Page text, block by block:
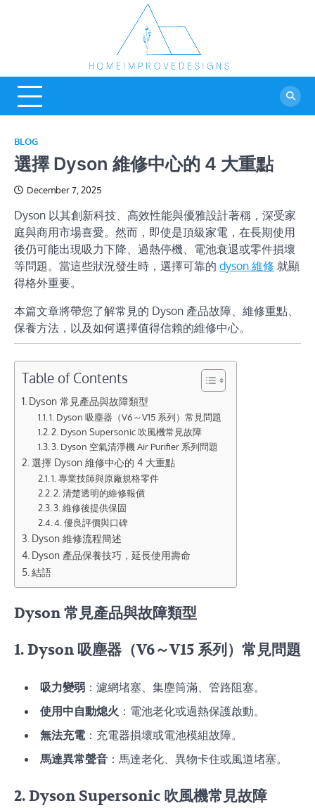
Improve
Designs
BLOG
選擇 Dyson 維修中心的 4 大重點
December 7, 2025
Dyson 以其創新科技、高效性能與優雅設計著稱，深受家
庭與商用市場喜愛。然而，即使是頂級家電，在長期使用
後仍可能出現吸力下降、過熱停機、電池衰退或零件損壞
等問題。當這些狀況發生時，選擇可靠的 dyson 維修 就顯
得格外重要。
本篇文章將帶您了解常見的 Dyson 產品故障、維修重點、
保養方法，以及如何選擇值得信賴的維修中心。
Table of Contents
Dyson 常見產品與故障類型
1. Dyson 吸塵器（V6～V15 系列）常見問題
2. Dyson Supersonic 吹風機常見故障
3. Dyson 空氣清淨機 Air Purifier 系列問題
選擇 Dyson 維修中心的 4 大重點
1. 專業技師與原廠規格零件
2. 清楚透明的維修報價
3. 維修後提供保固
4. 優良評價與口碑
Dyson 維修流程簡述
Dyson 產品保養技巧，延長使用壽命
結語
Dyson 常見產品與故障類型
1. Dyson 吸塵器（V6～V15 系列）常見問題
吸力變弱 ：濾網堵塞、集塵筒滿、管路阻塞。
使用中自動熄火 ：電池老化或過熱保護啟動。
無法充電：充電器損壞或電池模組故障。
馬達異常聲音 ：馬達老化、異物卡住或風道堵塞。
2. Dyson Supersonic 吹風機常見故障